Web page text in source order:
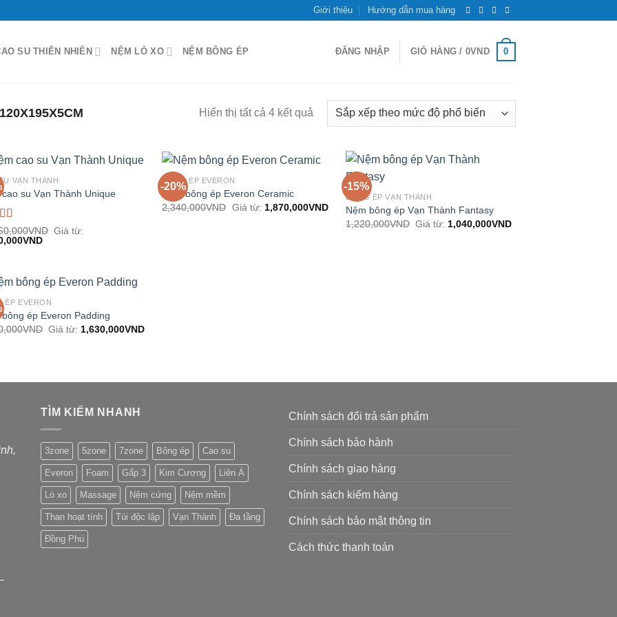
Giới thiệu Hướng dẫn mua hàng
SU THIÊN NHIÊN NỆM LÒ XO NỆM BÔNG ÉP ĐĂNG NHẬP GIỎ HÀNG / 0VND 0
120X195X5CM Hiển thị tất cả 4 kết quảĐã
sắp
theo
VẠN THÀNH
cao su Vạn Thành Unique
xếp
5.005
VND Giá từ:
VND
-20%
BÔNG ÉP EVERON
Nệm bông ép Everon Ceramic
2,340,000VND Giá từ: 1,870,000VND
-15%
BÔNG ÉP VẠN THÀNH
Nệm bông ép Vạn Thành Fantasy
1,220,000VND Giá từ: 1,040,000VND
ÉP EVERON
bông ép Everon Padding
VND Giá từ:1,630,000VND
TÌM KIẾM NHANH
3zone 5zone 7zone Bông ép Cao su
Everon Foam Gấp 3 Kim Cương Liên Á
Lò xo Massage Nệm cứng Nệm mềm
Than hoạt tính Túi độc lập Vạn Thành Đa tầng
Đồng Phú
Chính sách đổi trả sản phẩm
Chính sách bảo hành
Chính sách giao hàng
Chính sách kiểm hàng
Chính sách bảo mật thông tin
Cách thức thanh toán